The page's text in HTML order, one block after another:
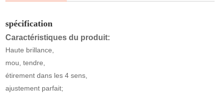
spécification
Caractéristiques du produit:
Haute brillance,
mou, tendre,
étirement dans les 4 sens,
ajustement parfait;